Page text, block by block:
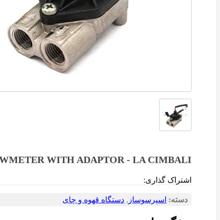
WITH ADAPTOR - LA CIMBALI
اشتراک گذاری:
دسته: اسپرسوساز , دستگاه قهوه و چای